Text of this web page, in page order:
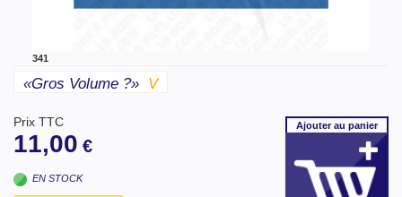
341
«gros Volume ?» V
Prix TTC
11,00 €
EN STOCK
Ajouterau panier